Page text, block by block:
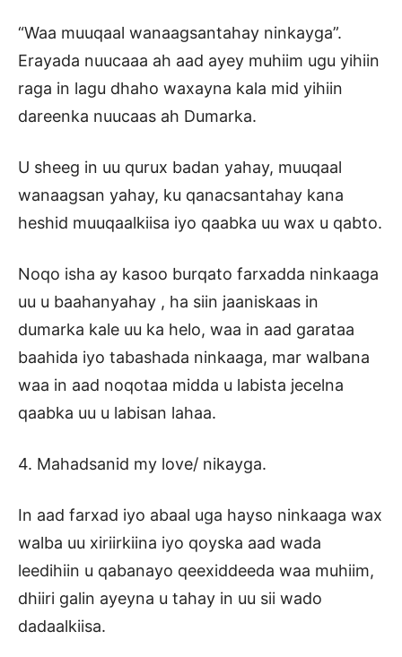
“Waa muuqaal wanaagsantahay ninkayga”.
Erayada nuucaaa ah aad ayey muhiim ugu yihiin
raga in lagu dhaho waxayna kala mid yihiin
dareenka nuucaas ah Dumarka.
U sheeg in uu qurux badan yahay, muuqaal
wanaagsan yahay, ku qanacsantahay kana
heshid muuqaalkiisa iyo qaabka uu wax u qabto.
Noqo isha ay kasoo burqato farxadda ninkaaga
uu u baahanyahay , ha siin jaaniskaas in
dumarka kale uu ka helo, waa in aad garataa
baahida iyo tabashada ninkaaga, mar walbana
waa in aad noqotaa midda u labista jecelna
qaabka uu u labisan lahaa.
4. Mahadsanid my love/ nikayga.
In aad farxad iyo abaal uga hayso ninkaaga wax
walba uu xiriirkiina iyo qoyska aad wada
leedihiin u qabanayo qeexiddeeda waa muhiim,
dhiiri galin ayeyna u tahay in uu sii wado
dadaalkiisa.